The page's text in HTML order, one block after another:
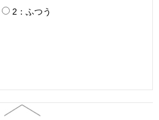
2：ふつう